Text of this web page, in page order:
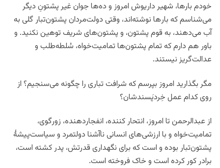
خودم‌ بارها، شهیر داریوش امروز و ده‌ها جوان غیر پشتونِ دیگر
می‌شناسم که بار‌ها نوشته‌اند، وقتی دولت‌مردان پشتون‌تبار گلی به
آب می‌دهند، به قوم پشتون، و پشتون‌های شریف توهین نکنید. و
باور هم دارم که تمام پشتون‌ها تمامیت‌خواه، سُلطه‌طلب و
عدالت‌گریز نیستند.
مگر بگذارید امروز بپرسم که شرافت تباری را چگونه می‌سنجیم؟ از
روی کدام عمل خِردپَسندشان؟
از عبدالرحمن تا امروز، انتحار کننده، انفجاردهنده، زورگوی،
تمامیت‌خواه و با ارزشی‌های انسانی نا‌آشنا دولتمرد و سیاست‌پیشهٔ
پشتون‌تبار بوده و است که برای نگهداری قدرتش، پدر کشته‌ است،
برادر کور کرده است و خاک فروخته است.